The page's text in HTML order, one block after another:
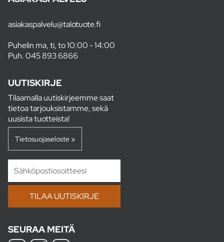
asiakaspalvelu@talotuote.fi
Puhelin ma, ti, to 10:00 - 14:00
Puh.045 893 6866
UUTISKIRJE
Tilaamalla uutiskirjeemme saat
tietoa tarjouksistamme, sekä
uusista tuotteista!
Tietosuojaseloste »
SEURAA MEITÄ